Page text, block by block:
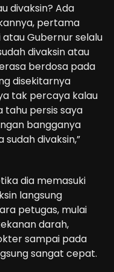
divaksin? Ada
pertama
Gubernur selalu
divaksin atau
berdosa pada
disekitarnya
tak percaya kalau
tahu persis saya
bangganya
divaksin,”
dia memasuki
langsung
petugas, mulai
darah,
sampai pada
sangat cepat.